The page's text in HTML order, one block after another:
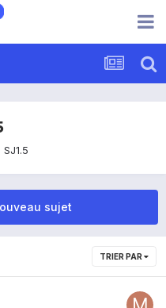
sujet
TRIER PAR